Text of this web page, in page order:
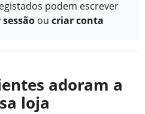
podem escrever
ou criar conta
adoram a
loja